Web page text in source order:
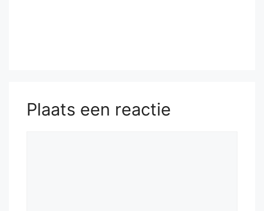
Plaats een reactie